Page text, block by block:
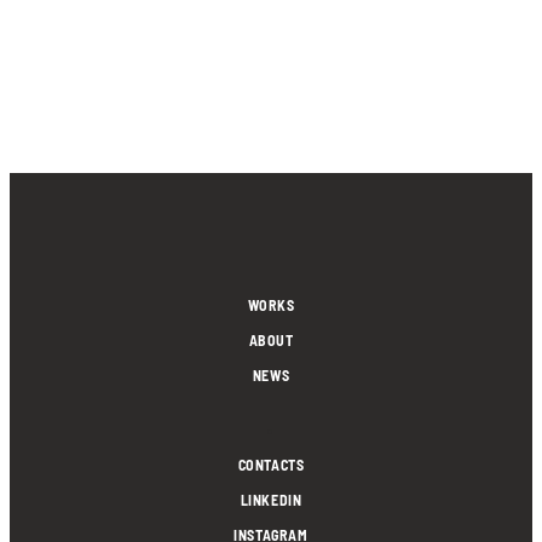
WORKS
ABOUT
NEWS
CONTACTS
LINKEDIN
INSTAGRAM